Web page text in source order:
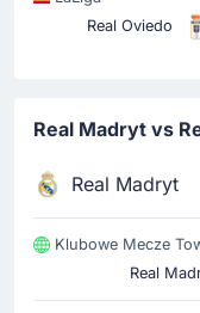
Real Oviedo
Real Madryt vs
Real Madryt
Klubowe Mecze
Real